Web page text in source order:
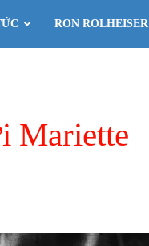
RON ROLHEISER
Mariette